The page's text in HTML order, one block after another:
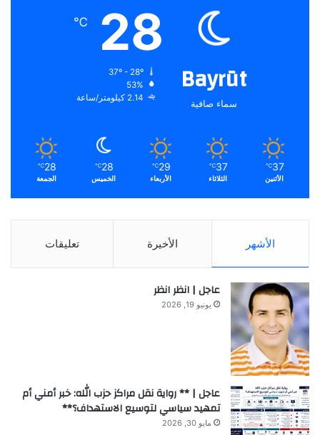
Bayrūt
سماء صافية
28
℃
53%
2.14 كيلومتر/ساعة
37
℃
الأثنين
37
℃
الثلاثاء
29
℃
الأربعاء
28
℃
الخميس
28
℃
الجمعة
الأشهر الأخيرة تعليقات
عاجل | انظر انظر
يونيو 19, 2026
عاجل | ** رواية نقل مراكز حزب الله: خبر أمني أم
تمهيد سياسي لتوسيع الاستهداف؟**
مايو 30, 2026